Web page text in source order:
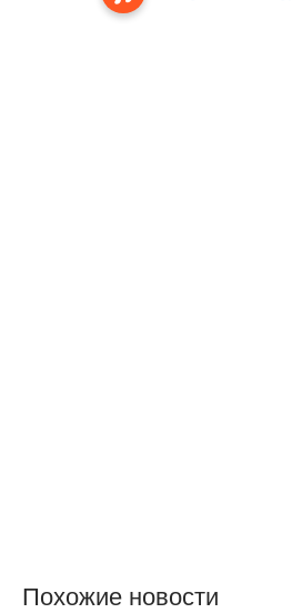
Похожие новости